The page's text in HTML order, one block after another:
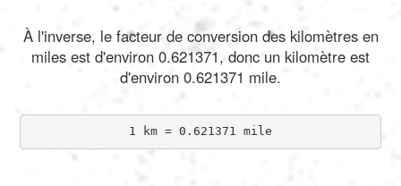
À l'inverse, le facteur de conversion des kilomètres en
miles est d'environ 0.621371, donc un kilomètre est
d'environ 0.621371 mile.
1 km = 0.621371 mile